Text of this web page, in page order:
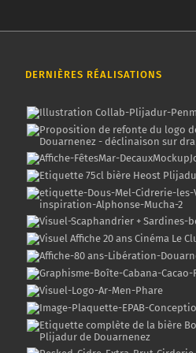
DERNIÈRES RÉALISATIONS